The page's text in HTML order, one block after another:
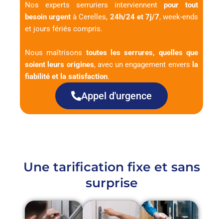
Nos experts serruriers interviennent pour tout
besoin urgent à Cerelles, 24h/24 et 7j/7, week-ends
et jours fériés compris.
Nous maîtrisons toutes les serrures, quelles que
soient leurs origines, avec un engagement envers la
fiabilité et la satisfaction.
Appel d'urgence
Une tarification fixe et sans
surprise